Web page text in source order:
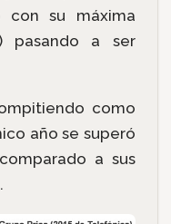
con su máxima
pasando a ser
como
año se superó
a sus